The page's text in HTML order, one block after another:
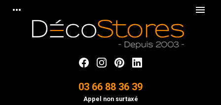
more_horiz menu
03 66 88 36 39
Appel non surtaxé